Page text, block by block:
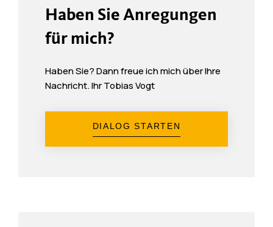
Haben Sie Anregungen
für mich?
Haben Sie? Dann freue ich mich über Ihre
Nachricht. Ihr Tobias Vogt
DIALOG STARTEN